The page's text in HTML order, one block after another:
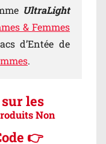
UltraLight
& Femmes
d’Entée de
.
sur les
Non
👉